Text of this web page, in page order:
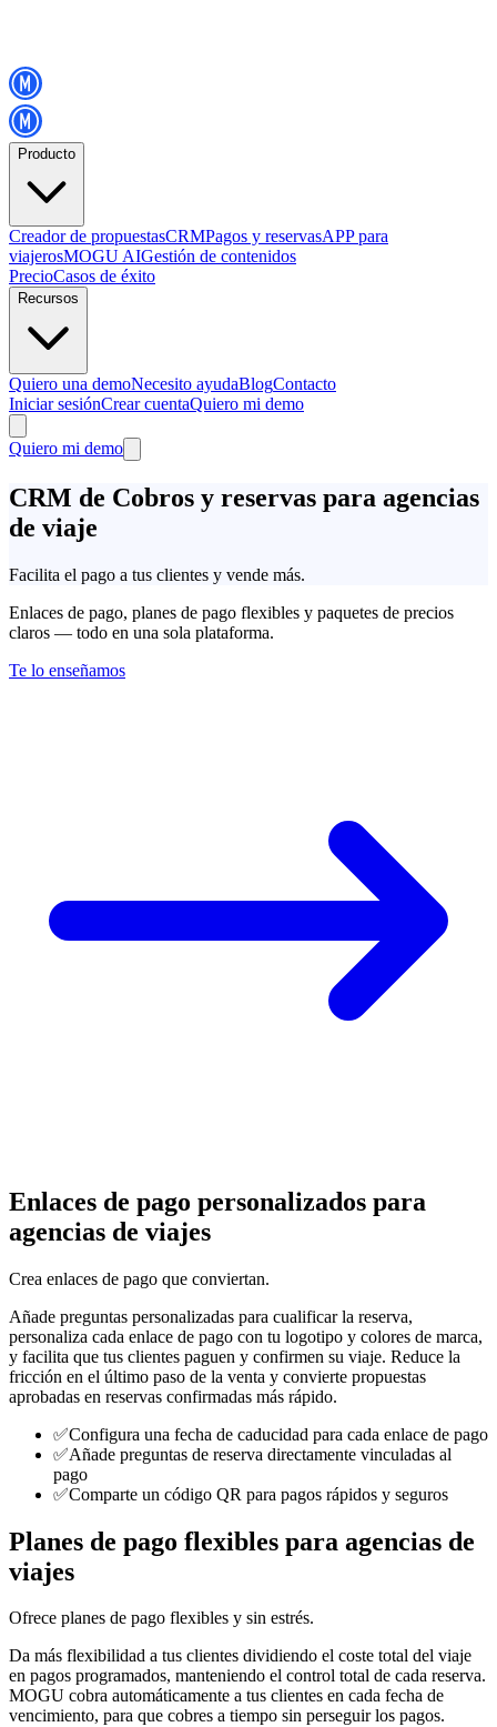
Producto
Creador de propuestasCRMPagos y reservasAPP para
viajerosMOGU AIGestión de contenidos
PrecioCasos de éxito
Recursos
Quiero una demoNecesito ayudaBlogContacto
Iniciar sesiónCrear cuentaQuiero mi demo
Quiero mi demo
CRM de Cobros y reservas para agencias
de viaje
Facilita el pago a tus clientes y vende más.
Enlaces de pago, planes de pago flexibles y paquetes de precios
claros — todo en una sola plataforma.
Te lo enseñamos
Enlaces de pago personalizados para
agencias de viajes
Crea enlaces de pago que conviertan.
Añade preguntas personalizadas para cualificar la reserva,
personaliza cada enlace de pago con tu logotipo y colores de marca,
y facilita que tus clientes paguen y confirmen su viaje. Reduce la
fricción en el último paso de la venta y convierte propuestas
aprobadas en reservas confirmadas más rápido.
✅Configura una fecha de caducidad para cada enlace de pago
✅Añade preguntas de reserva directamente vinculadas al
pago
✅Comparte un código QR para pagos rápidos y seguros
Planes de pago flexibles para agencias de
viajes
Ofrece planes de pago flexibles y sin estrés.
Da más flexibilidad a tus clientes dividiendo el coste total del viaje
en pagos programados, manteniendo el control total de cada reserva.
MOGU cobra automáticamente a tus clientes en cada fecha de
vencimiento, para que cobres a tiempo sin perseguir los pagos.